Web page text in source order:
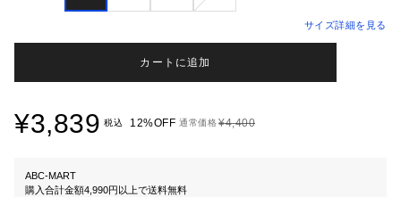
サイズ詳細を見る
カートに追加
¥3,839 税込 12%OFF 通常価格¥4,400
ABC-MART
購入合計金額4,990円以上で送料無料